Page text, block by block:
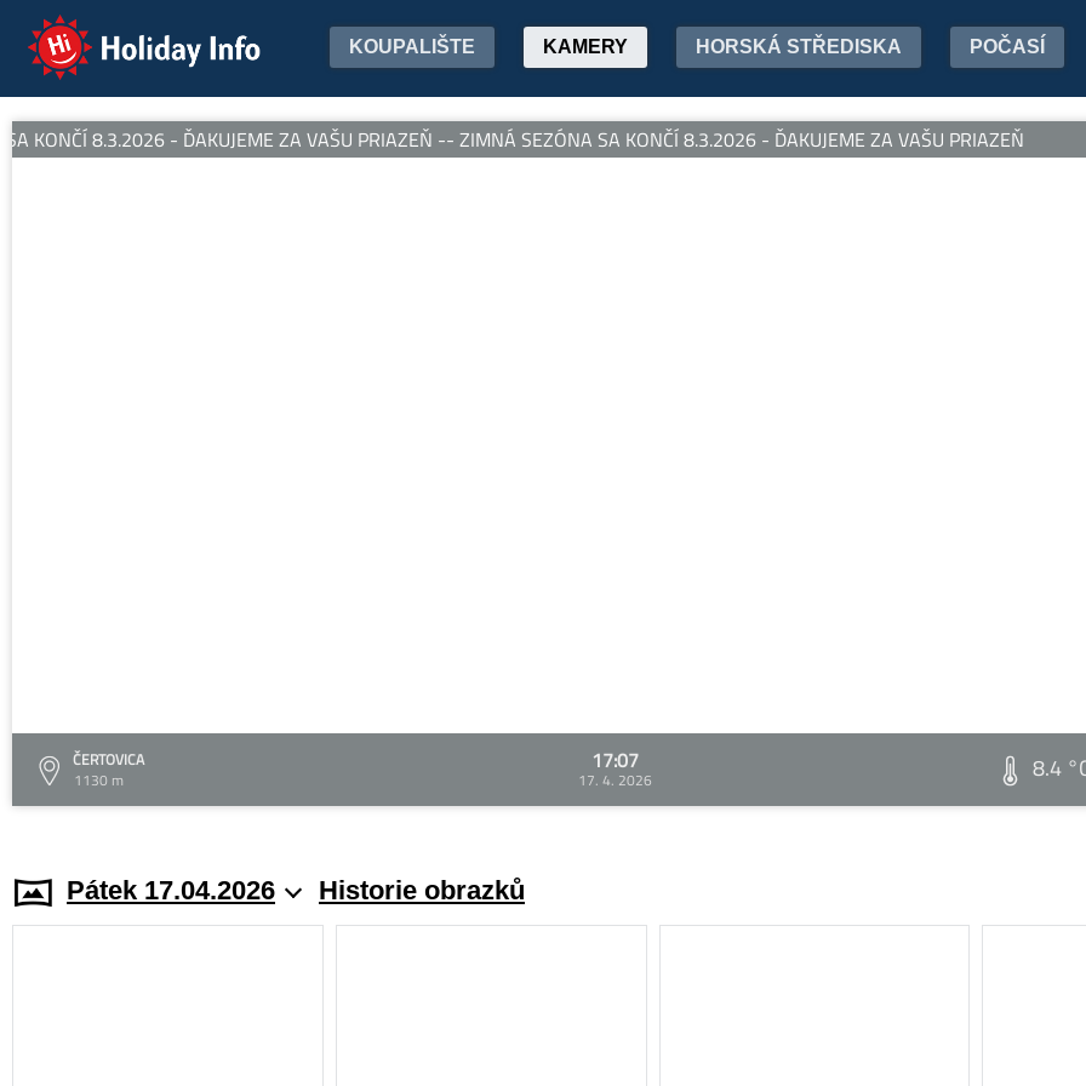
Holiday Info KOUPALIŠTE KAMERY HORSKÁ STŘEDISKA POČASÍ
KONČÍ 8.3.2026 - ĎAKUJEME ZA VAŠU PRIAZEŇ -- ZIMNÁ SEZÓNA SA KONČÍ 8.3.2026 - ĎAKUJEME ZA VAŠU PRIAZEŇ
ČERTOVICA
1130 m
17:07
17. 4. 2026 8.4
Pátek 17.04.2026 Historie obrazků